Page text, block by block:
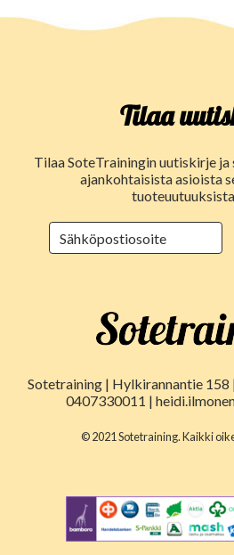
Tilaa
Tilaa SoteTrainingin uutiskirje ja
ajankohtaisista asioista
Sotetraining | Hylkirannantie 158
0407330011 |
© 2021 Sotetraining. Kaikki